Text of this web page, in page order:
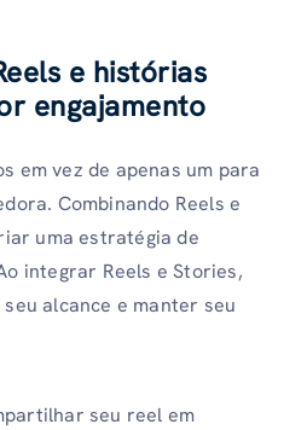
e histórias
engajamento
em vez de apenas um para
Combinando Reels e
uma estratégia de
integrar Reels e Stories,
alcance e manter seu
seu reel em